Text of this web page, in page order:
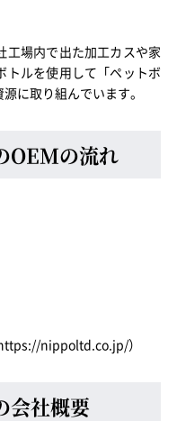
工場内で出た加工カスや家
トルを使用して「ペットボ
に取り組んでいます。
OEMの流れ
nippoltd.co.jp/）
会社概要